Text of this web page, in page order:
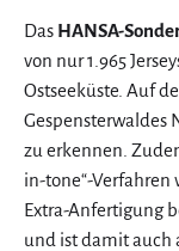
Das HANSA-
von nur 1.965
Ostseeküste. Auf
Gespensterwaldes
zu erkennen.
in-tone“-Verfahren
Extra-Anfertigung
und ist damit auch